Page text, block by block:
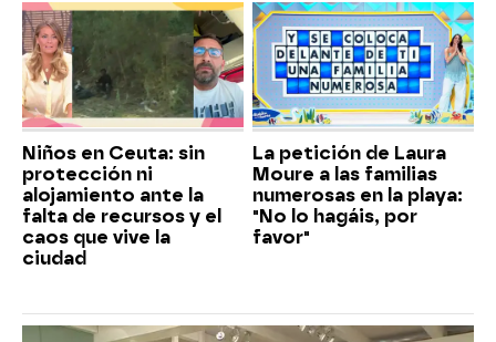
Niños en Ceuta: sin
protección ni
alojamiento ante la
falta de recursos y el
caos que vive la
ciudad
La petición de Laura
Moure a las familias
numerosas en la playa:
"No lo hagáis, por
favor"